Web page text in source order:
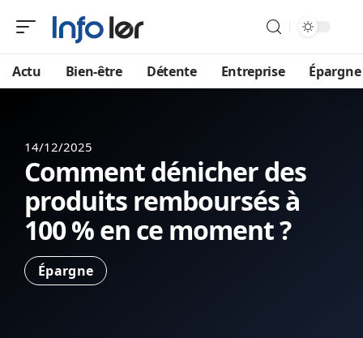
Actu Bien-être Détente Entreprise Épargne
14/12/2025
Comment dénicher des
produits remboursés à
100 % en ce moment ?
Épargne